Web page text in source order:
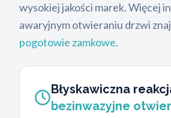
wysokiej jakości marek. Więcej
awaryjnym otwieraniu drzwi
pogotowie zamkowe.
Błyskawiczna
bezinwazyjne